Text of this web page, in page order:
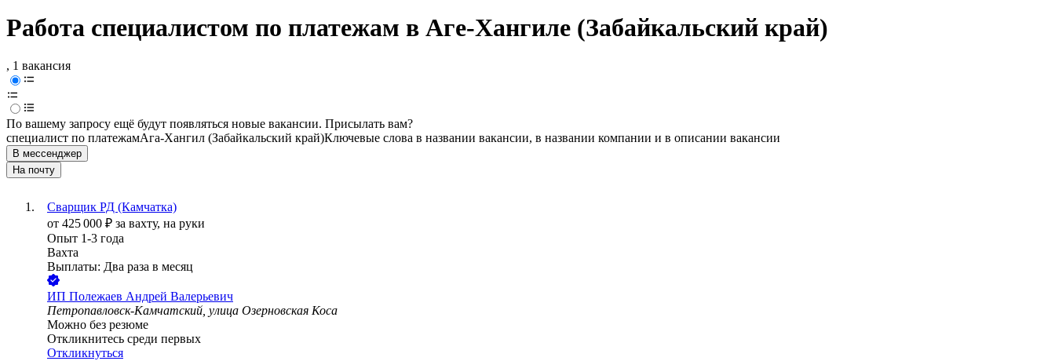
Работа специалистом по платежам в Аге-Хангиле (Забайкальский край)
, 1 вакансия
По вашему запросу ещё будут появляться новые вакансии. Присылать вам?
специалист по платежамАга-Хангил (Забайкальский край)Ключевые слова в названии вакансии, в названии компании и в описании вакансии
В мессенджер
На почту
Сварщик РД (Камчатка)
от 425 000 ₽ за вахту, на руки
Опыт 1-3 года
Вахта
Выплаты: Два раза в месяц
ИП Полежаев Андрей Валерьевич
Петропавловск-Камчатский, улица Озерновская Коса
Можно без резюме
Откликнитесь среди первых
Откликнуться